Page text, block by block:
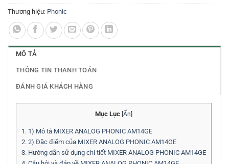
Thương hiệu: Phonic
MÔ TẢ
THÔNG TIN THANH TOÁN
ĐÁNH GIÁ KHÁCH HÀNG
Mục Lục Ẩn
1. 1) Mô tả MIXER ANALOG PHONIC AM14GE
2. 2) Đặc điểm của MIXER ANALOG PHONIC AM14GE
3. Hướng dẫn sử dụng chi tiết MIXER ANALOG PHONIC AM14GE